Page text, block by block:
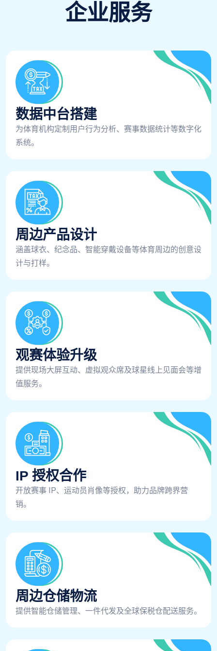
企业服务
数据中台搭建
为体育机构定制用户行为分析、赛事数据统计等数字化
系统。
周边产品设计
涵盖球衣、纪念品、智能穿戴设备等体育周边的创意设
计与打样。
观赛体验升级
提供现场大屏互动、虚拟观众席及球星线上见面会等增
值服务。
IP 授权合作
开放赛事 IP、运动员肖像等授权，助力品牌跨界营
销。
周边仓储物流
提供智能仓储管理、一件代发及全球保税仓配送服务。